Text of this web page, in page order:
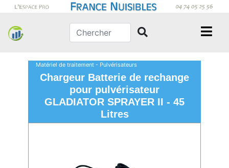
Matériel de traitement - Pulvérisateurs
Chargeur Batterie de rechange
pour pulvérisateur
GLADIATOR SPRAYER II - 45
Litres